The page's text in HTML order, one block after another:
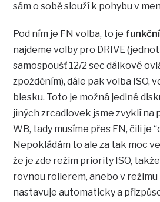
sám o sobě slouží k pohybu v
Pod ním je FN volba, to je
najdeme volby pro DRIVE
samospoušť 12/2 sec dálkové
zpožděním), dále pak volba ISO,
blesku. Toto je možná jediné
jiných zrcadlovek jsme zvyklí na
WB, tady musíme přes FN, čili je
Nepokládám to ale za tak moc
že je zde režim priority ISO,
rovnou rollerem, anebo v režimu
nastavuje automaticky a